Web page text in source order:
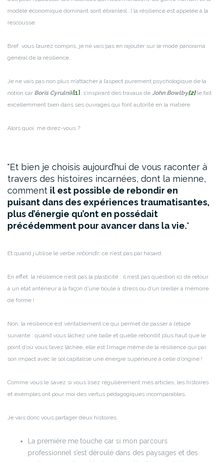
modèle économique dominant sont ébranlés(…) la résilience est appelée à la
rescousse.
Bref, vous l’aurez compris, je ne vais pas en rajouter sur le mode panorama
général de la résilience.
Je ne vais pas non plus m’attacher à l’aspect purement psychologique de la
notion car Boris Cyrulnik[1] , s’inspirant des travaux de John Bowlby[2]le fait
excellemment bien dans ses ouvrages qui font autorité en la matière.
Alors quoi, me direz-vous ?
Et bien je choisis aujourd’hui de vous raconter à
travers des histoires incarnées, dont la mienne,
comment il est possible de rebondir en
puisant dans des expériences traumatisantes,
plus d’énergie qu’ont en possédait
précédemment pour avancer dans la vie.
Et quand j’utilise le verbe rebondir, ce n’est pas par hasard.
En effet, la résilience n’est pas la plasticité : il n’est pas question ici de retour
à un état antérieur à la façon d’une boule à stress ou d’un oreiller à mémoire
de forme !
Non, la résilience est véritablement ce qui permet de passer à l’étape
suivante : quand vous lâchez une balle et quelle rebondit plus haut que le
point d’où vous l’avez lâchée, elle est l’image même de la résilience qui par
son impact avec le sol capitalise une énergie supérieure à celle d’origine !
Comme vous le savez si vous lisez régulièrement mes articles, les histoires
et exemples ont pour moi des vertus pédagogiques incomparables.
Je vais donc vous partager deux histoires.
La première me touche car si mon parcours
professionnel s’est déroulé dans des paysages et des